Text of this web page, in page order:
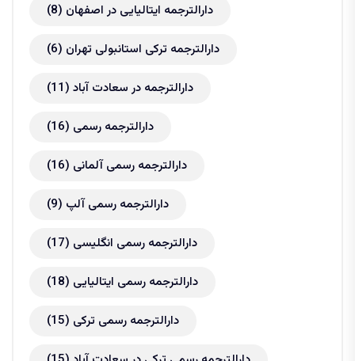
دارالترجمه ایتالیایی در اصفهان (8)
دارالترجمه ترکی استانبولی تهران (6)
دارالترجمه در سعادت آباد (11)
دارالترجمه رسمی (16)
دارالترجمه رسمی آلمانی (16)
دارالترجمه رسمی آلپ (9)
دارالترجمه رسمی انگلیسی (17)
دارالترجمه رسمی ایتالیایی (18)
دارالترجمه رسمی ترکی (15)